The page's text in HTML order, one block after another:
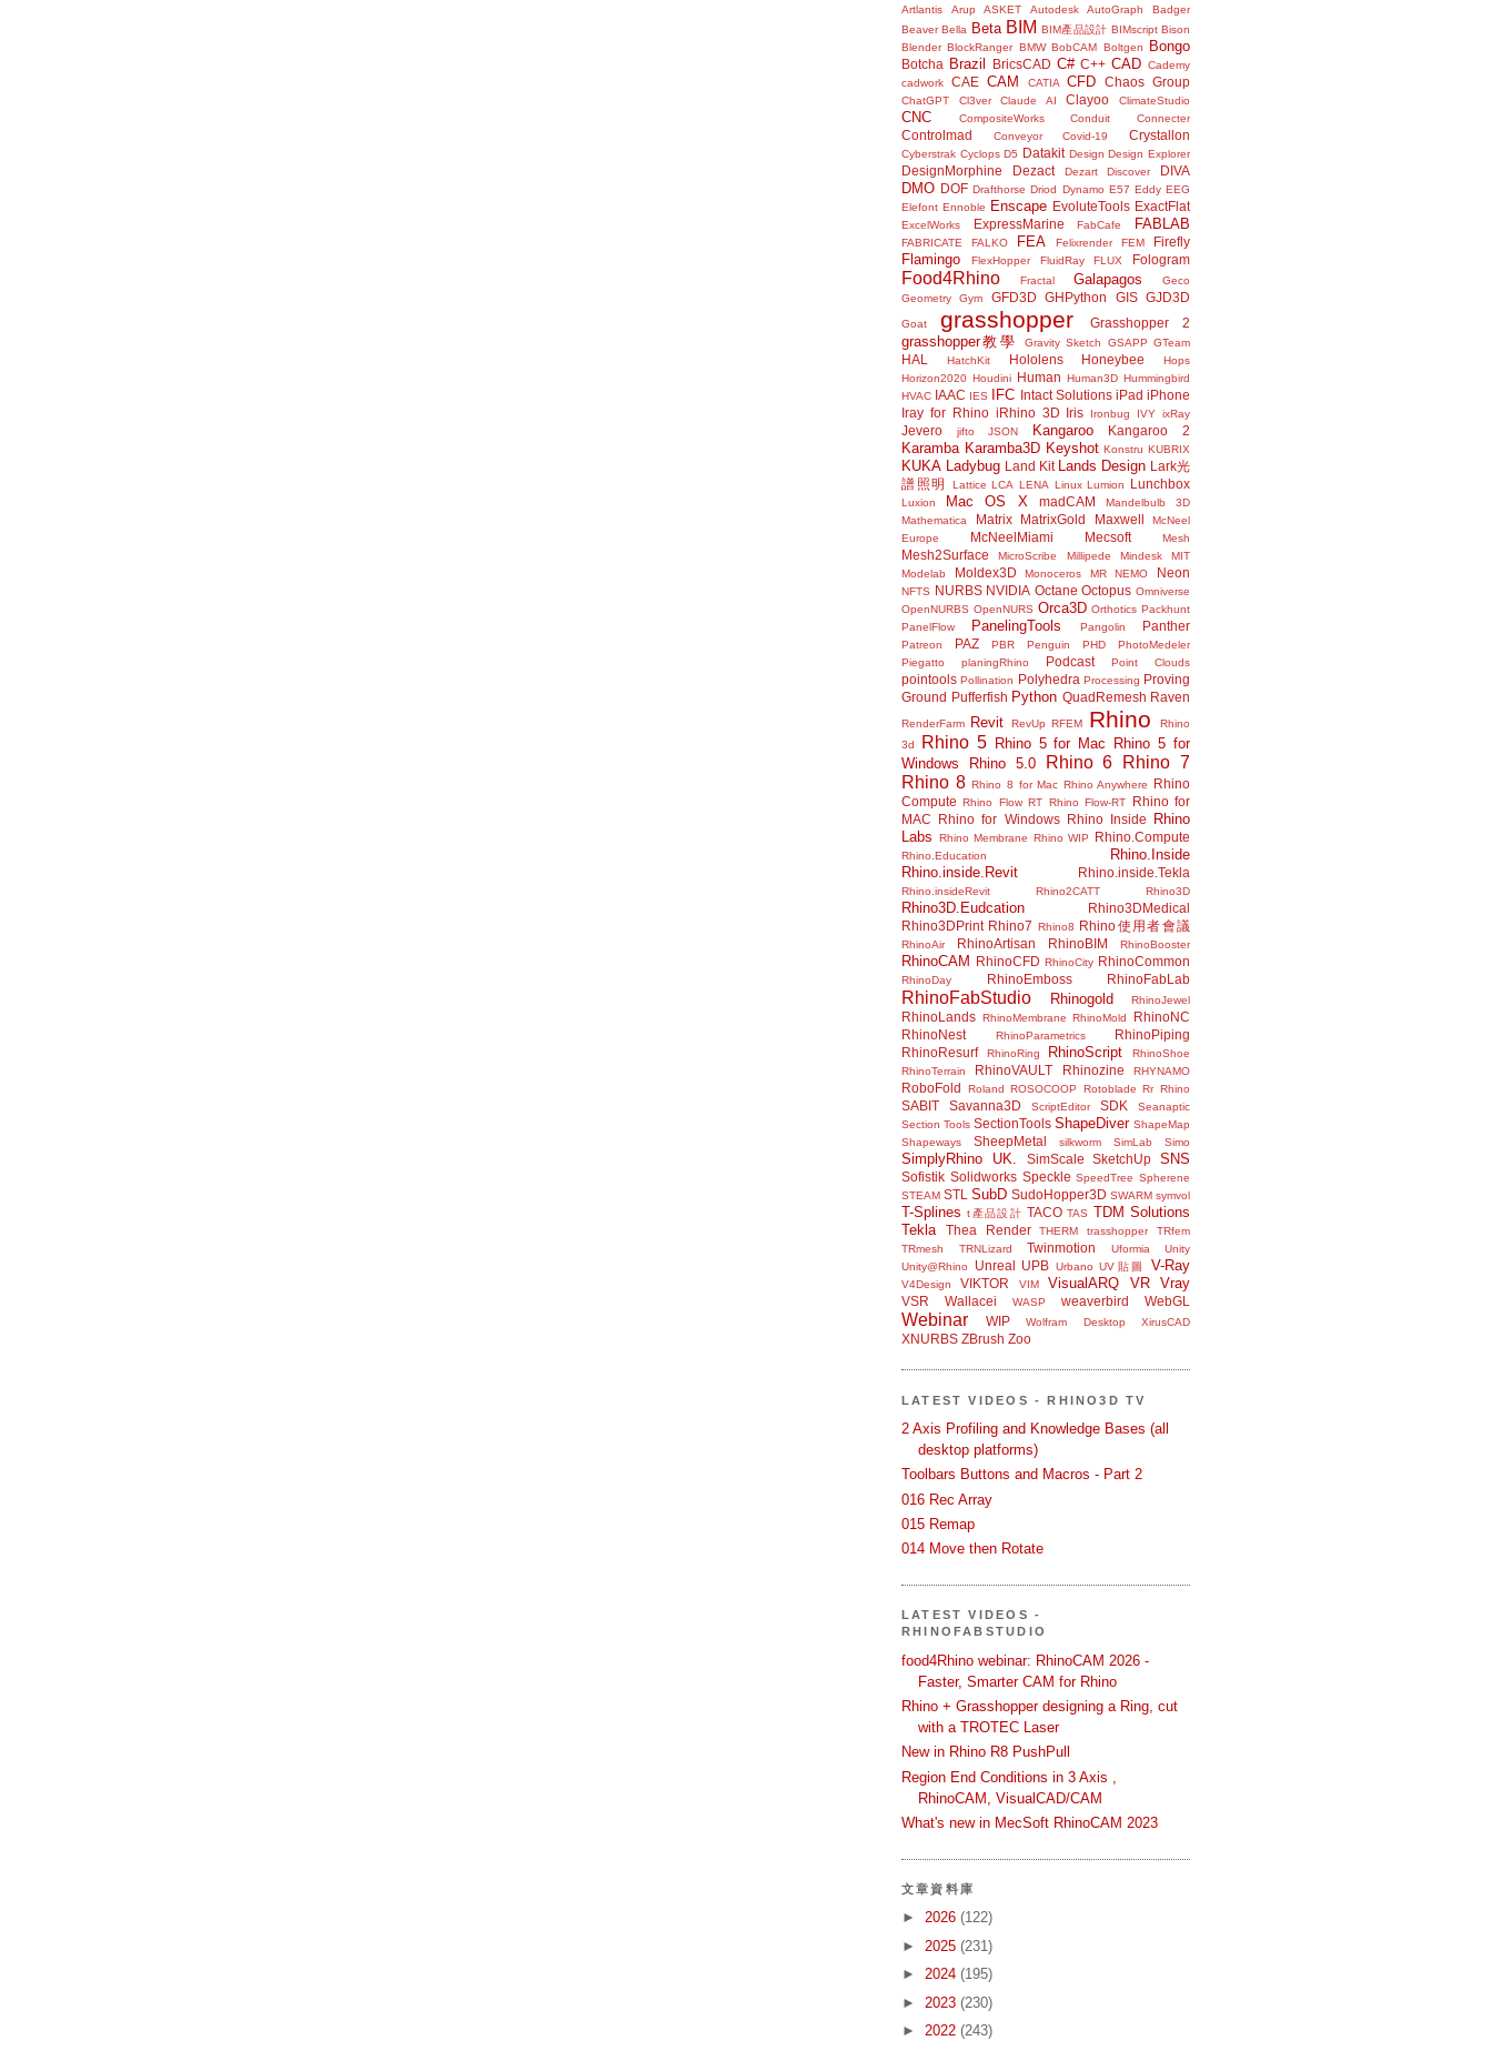
Artlantis Arup ASKET Autodesk AutoGraph
Badger
Beaver Bella Beta BIM BIM產品設計 BIMscript Bison
Blender BlockRanger BMW BobCAM Boltgen Bongo
Botcha Brazil BricsCAD C# C++ CAD Cademy
cadwork
CAE CAM CATIA CFD Chaos Group
ChatGPT Cl3ver Claude AI Clayoo ClimateStudio
CNC CompositeWorks Conduit Connecter
Controlmad Conveyor Covid-19 Crystallon
Cyberstrak Cyclops D5 Datakit Design Design Explorer
DesignMorphine Dezact Dezart Discover DIVA
DMO DOF Drafthorse Driod Dynamo E57 Eddy EEG
Elefont Ennoble Enscape EvoluteTools ExactFlat
ExcelWorks ExpressMarine FabCafe FABLAB
FABRICATE FALKO FEA Felixrender FEM Firefly
Flamingo FlexHopper FluidRay FLUX Fologram
Food4Rhino Fractal Galapagos
Geco
Geometry Gym
GFD3D GHPython GIS GJD3D
Goat grasshopper Grasshopper 2
grasshopper教學 Gravity Sketch GSAPP GTeam
HAL HatchKit Hololens Honeybee
Hops
Horizon2020 Houdini Human Human3D Hummingbird
HVAC IAAC IES IFC Intact Solutions iPad iPhone
Iray for Rhino iRhino 3D Iris Ironbug IVY ixRay
Jevero jifto JSON Kangaroo Kangaroo 2
Karamba Karamba3D Keyshot Konstru KUBRIX
KUKA Ladybug Land Kit Lands Design Lark光
譜照明
Lattice LCA LENA Linux Lumion Lunchbox
Luxion Mac OS X madCAM
Mandelbulb 3D
Mathematica
Matrix MatrixGold Maxwell
McNeel
Europe
McNeelMiami Mecsoft Mesh
Mesh2Surface MicroScribe Millipede Mindesk
MIT
Modelab
Moldex3D Monoceros MR NEMO Neon
NFTS NURBS NVIDIA Octane Octopus Omniverse
OpenNURBS OpenNURS Orca3D Orthotics Packhunt
PanelFlow
PanelingTools Pangolin Panther
Patreon PAZ PBR Penguin PHD
PhotoMedeler
Piegatto
planingRhino Podcast Point Clouds
pointools Pollination Polyhedra Processing Proving
Ground Pufferfish Python QuadRemesh Raven
RenderFarm Revit RevUp RFEM Rhino
Rhino
3d
Rhino 5 Rhino 5 for Mac
Rhino 5 for
Windows
Rhino 5.0 Rhino 6
Rhino 7
Rhino 8 Rhino 8 for Mac Rhino Anywhere
Rhino
Compute Rhino Flow RT Rhino Flow-RT
Rhino for
MAC
Rhino for Windows Rhino Inside
Rhino
Labs
Rhino Membrane Rhino WIP Rhino.Compute
Rhino.Education
Rhino.Inside
Rhino.inside.Revit
Rhino.inside.Tekla
Rhino.insideRevit Rhino2CATT Rhino3D
Rhino3D.Eudcation
Rhino3DMedical
Rhino3DPrint Rhino7 Rhino8 Rhino使用者會議
RhinoAir RhinoArtisan RhinoBIM RhinoBooster
RhinoCAM RhinoCFD RhinoCity RhinoCommon
RhinoDay RhinoEmboss RhinoFabLab
RhinoFabStudio Rhinogold RhinoJewel
RhinoLands RhinoMembrane RhinoMold
RhinoNC
RhinoNest
RhinoParametrics
RhinoPiping
RhinoResurf
RhinoRing RhinoScript
RhinoShoe
RhinoTerrain
RhinoVAULT Rhinozine RHYNAMO
RoboFold Roland ROSOCOOP Rotoblade Rr Rhino
SABIT Savanna3D ScriptEditor SDK
Seanaptic
Section Tools SectionTools ShapeDiver ShapeMap
Shapeways
SheepMetal silkworm SimLab Simo
SimplyRhino UK. SimScale SketchUp SNS
Sofistik Solidworks Speckle SpeedTree Spherene
STEAM STL SubD SudoHopper3D SWARM symvol
T-Splines t產品設計 TACO TAS TDM Solutions
Tekla
Thea Render THERM trasshopper
TRfem
TRmesh
TRNLizard Twinmotion Uformia
Unity
Unity@Rhino
Unreal UPB Urbano UV貼圖 V-Ray
V4Design VIKTOR VIM VisualARQ VR Vray
VSR Wallacei WASP weaverbird WebGL
Webinar WIP Wolfram Desktop XirusCAD
XNURBS ZBrush Zoo
LATEST VIDEOS - RHINO3D TV
2 Axis Profiling and Knowledge Bases (all
desktop platforms)
Toolbars Buttons and Macros - Part 2
016 Rec Array
015 Remap
014 Move then Rotate
LATEST VIDEOS -
RHINOFABSTUDIO
food4Rhino webinar: RhinoCAM 2026 -
Faster, Smarter CAM for Rhino
Rhino + Grasshopper designing a Ring, cut
with a TROTEC Laser
New in Rhino R8 PushPull
Region End Conditions in 3 Axis ,
RhinoCAM, VisualCAD/CAM
What's new in MecSoft RhinoCAM 2023
文章資料庫
► 2026 (122)
► 2025 (231)
► 2024 (195)
► 2023 (230)
► 2022 (243)